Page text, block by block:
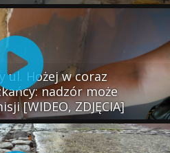
ul. Hożej w coraz
nadzór może
[WIDEO, ZDJĘCIA]